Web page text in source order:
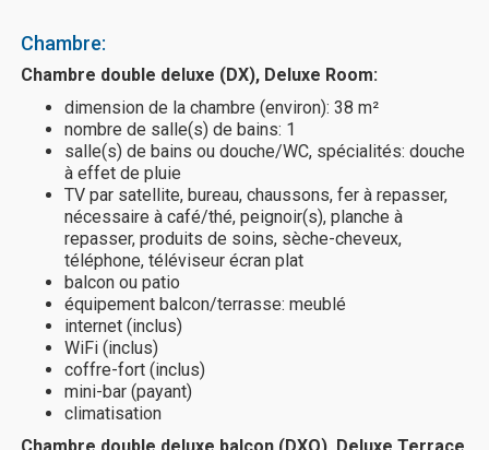
Chambre:
Chambre double deluxe (DX), Deluxe Room:
dimension de la chambre (environ): 38 m²
nombre de salle(s) de bains: 1
salle(s) de bains ou douche/WC, spécialités: douche
à effet de pluie
TV par satellite, bureau, chaussons, fer à repasser,
nécessaire à café/thé, peignoir(s), planche à
repasser, produits de soins, sèche-cheveux,
téléphone, téléviseur écran plat
balcon ou patio
équipement balcon/terrasse: meublé
internet (inclus)
WiFi (inclus)
coffre-fort (inclus)
mini-bar (payant)
climatisation